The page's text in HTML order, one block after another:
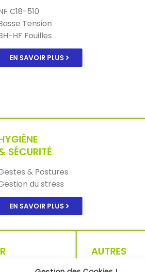
C18-510
Tension
HF Fouilles
EN SAVOIR PLUS
SÉCURITÉ
& Postures
du stress
EN SAVOIR PLUS
AUTRES